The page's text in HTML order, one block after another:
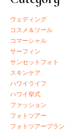
ウェディング
コスメ＆ツール
コマーシャル
サーフィン
サンセットフォト
スキンケア
ハワイライフ
ハワイ挙式
ファッション
フォトツアー
フォトツアープラン